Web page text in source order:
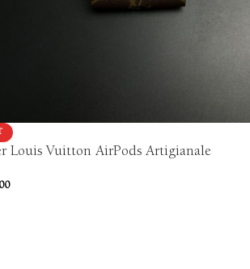
Louis Vuitton AirPods Artigianale